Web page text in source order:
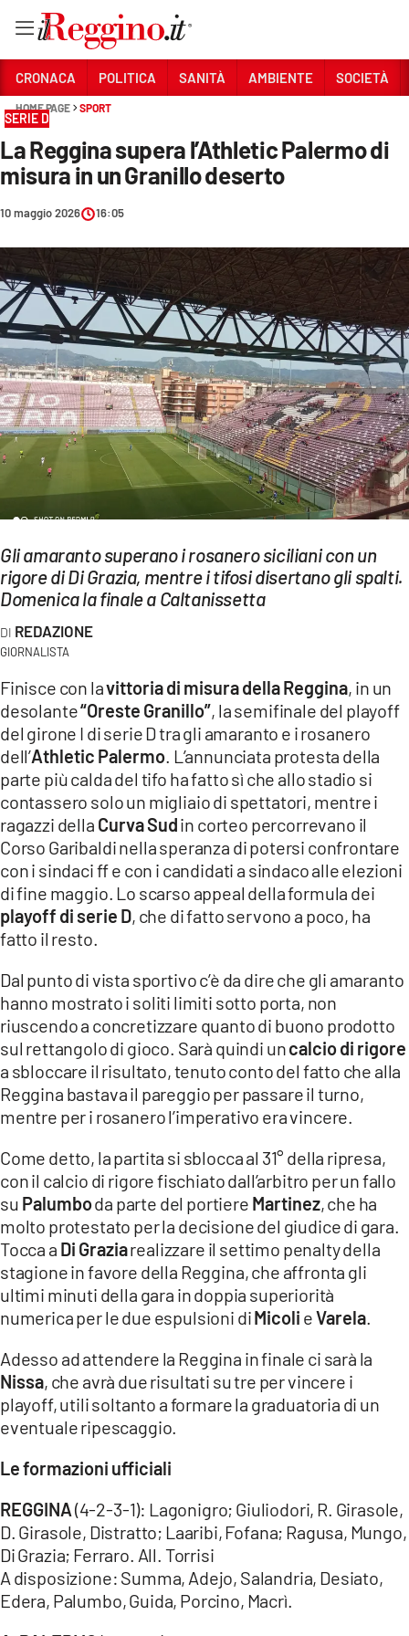
Sezioni
CRONACA
AMBIENTE
SOCIETÀ
CULTURA
ECONOMIA E LAVORO
EVENTI
SPORT
Streaming
LAC TV
LAC NETWORK
LAC ONAIR
LaC
Network
LACPLAY.IT
LACTV.IT
LACONAIR.IT
LACITYMAG.IT
ILREGGINO.IT
COSENZACHANNEL.IT
CATANZAROCHANNEL.IT
LACAPITALENEWS.IT
App
ANDROID
APPLE
CRONACA POLITICA SANITÀ AMBIENTE SOCIETÀ
HOME PAGE SPORT
SERIE D
La Reggina supera l’Athletic Palermo di
misura in un Granillo deserto
10 maggio 2026 16:05
Gli amaranto superano i rosanero siciliani con un
rigore di Di Grazia, mentre i tifosi disertano gli spalti.
Domenica la finale a Caltanissetta
REDAZIONE
GIORNALISTA
Finisce con lavittoria di misura della Reggina, in un
desolante“Oreste Granillo”, la semifinale del playoff
del girone I di serie D tra gli amaranto e i rosanero
dell’Athletic Palermo. L’annunciata protesta della
parte più calda del tifo ha fatto sì che allo stadio si
contassero solo un migliaio di spettatori, mentre i
ragazzi della Curva Sudin corteo percorrevano il
Corso Garibaldi nella speranza di potersi confrontare
con i sindaci ff e con i candidati a sindaco alle elezioni
di fine maggio. Lo scarso appeal della formula dei
playoff di serie D, che di fatto servono a poco, ha
fatto il resto.
Dal punto di vista sportivo c’è da dire che gli amaranto
hanno mostrato i soliti limiti sotto porta, non
riuscendo a concretizzare quanto di buono prodotto
sul rettangolo di gioco. Sarà quindi uncalcio di rigore
a sbloccare il risultato, tenuto conto del fatto che alla
Reggina bastava il pareggio per passare il turno,
mentre per i rosanero l’imperativo era vincere.
Come detto, la partita si sblocca al 31° della ripresa,
con il calcio di rigore fischiato dall’arbitro per un fallo
su Palumboda parte del portiere Martinez, che ha
molto protestato per la decisione del giudice di gara.
Tocca a Di Graziarealizzare il settimo penalty della
stagione in favore della Reggina, che affronta gli
ultimi minuti della gara in doppia superiorità
numerica per le due espulsioni diMicoli eVarela.
Adesso ad attendere la Reggina in finale ci sarà la
Nissa, che avrà due risultati su tre per vincere i
playoff, utili soltanto a formare la graduatoria di un
eventuale ripescaggio.
Le formazioni ufficiali
REGGINA(4-2-3-1): Lagonigro; Giuliodori, R. Girasole,
D. Girasole, Distratto; Laaribi, Fofana; Ragusa, Mungo,
Di Grazia; Ferraro. All. Torrisi
A disposizione: Summa, Adejo, Salandria, Desiato,
Edera, Palumbo, Guida, Porcino, Macrì.